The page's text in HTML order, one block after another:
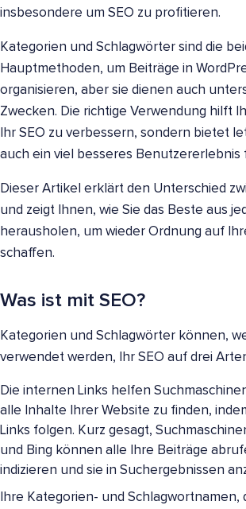
insbesondere um SEO zu profitieren.
Kategorien und Schlagwörter sind die
Hauptmethoden, um Beiträge in
organisieren, aber sie dienen auch
Zwecken. Die richtige Verwendung hilft
Ihr SEO zu verbessern, sondern bietet
auch ein viel besseres Benutzererlebnis
Dieser Artikel erklärt den Unterschied
und zeigt Ihnen, wie Sie das Beste aus
herausholen, um wieder Ordnung auf
schaffen.
Was ist mit SEO?
Kategorien und Schlagwörter können,
verwendet werden, Ihr SEO auf drei
Die internen Links helfen
alle Inhalte Ihrer Website zu finden,
Links folgen. Kurz gesagt,
und Bing können alle Ihre Beiträge
indizieren und sie in Suchergebnissen
Ihre Kategorien- und Schlagwortnamen,